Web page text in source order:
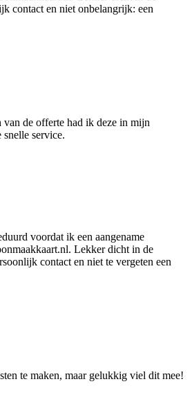
contact en niet onbelangrijk: een
van de offerte had ik deze in mijn
service.
voordat ik een aangename
Lekker dicht in de
contact en niet te vergeten een
te maken, maar gelukkig viel dit mee!